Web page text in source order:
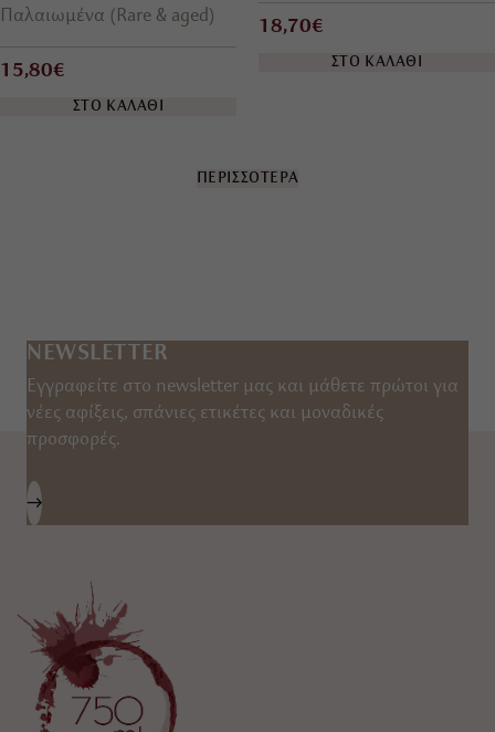
Παλαιωμένα (Rare & aged)
15,80€
ΣΤΟ ΚΑΛΑΘΙ
18,70€
ΣΤΟ ΚΑΛΑΘΙ
ΠΕΡΙΣΣΟΤΕΡΑ
NEWSLETTER
Εγγραφείτε στο newsletter μας και μάθετε πρώτοι για
νέες αφίξεις, σπάνιες ετικέτες και μοναδικές
προσφορές.